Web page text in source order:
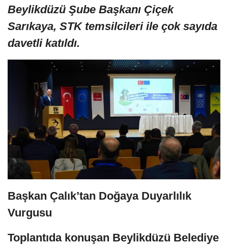
Beylikdüzü Şube Başkanı Çiçek
Sarıkaya, STK temsilcileri ile çok sayıda
davetli katıldı.
Başkan Çalık’tan Doğaya Duyarlılık
Vurgusu
Toplantıda konuşan Beylikdüzü Belediye